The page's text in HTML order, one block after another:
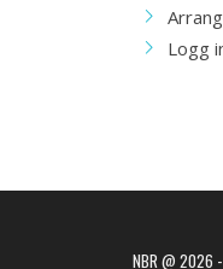
Logg
NBR @ 2026 -